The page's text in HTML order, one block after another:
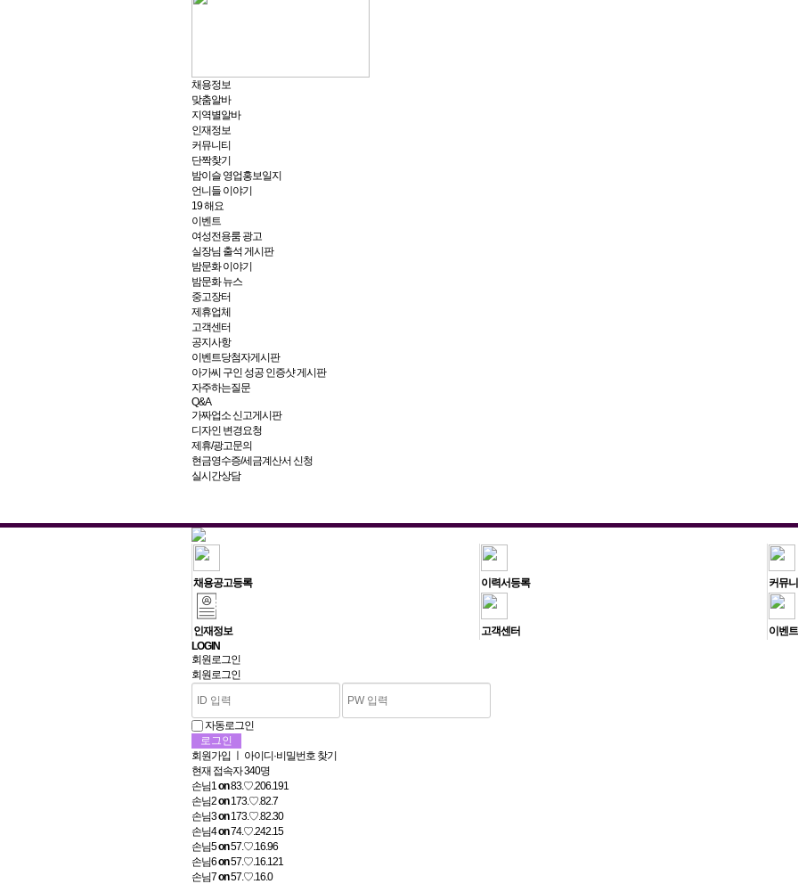
채용정보
맞춤알바
지역별알바
인재정보
커뮤니티
단짝찾기
밤이슬 영업홍보일지
언니들 이야기
19 해요
이벤트
여성전용룸 광고
실장님 출석 게시판
밤문화 이야기
밤문화 뉴스
중고장터
제휴업체
고객센터
공지사항
이벤트당첨자게시판
아가씨 구인 성공 인증샷 게시판
자주하는질문
Q&A
가짜업소 신고게시판
디자인 변경요청
제휴/광고문의
현금영수증/세금계산서 신청
실시간상담
채용공고등록 이력서등록 커뮤
인재정보 고객센터
이벤트
LOGIN
회원로그인
회원로그인
자동로그인
회원가입
아이디·비밀번호 찾기
현재 접속자340명
손님1on83.♡.206.191
손님2on 173.♡.82.7
손님3on 173.♡.82.30
손님4on74.♡.242.15
손님5on57.♡.16.96
손님6on57.♡.16.121
손님7on57.♡.16.0